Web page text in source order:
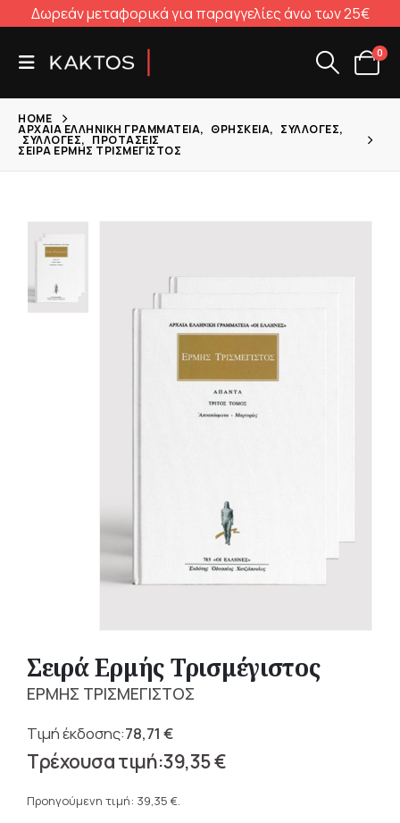
Δωρεάν μεταφορικά για παραγγελίες άνω των 25€
0
HOME
ΑΡΧΑΊΑ ΕΛΛΗΝΙΚΉ ΓΡΑΜΜΑΤΕΊΑ, ΘΡΗΣΚΕΊΑ, ΣΥΛΛΟΓΈΣ,
ΣΥΛΛΟΓΈΣ, ΠΡΟΤΆΣΕΙΣ
ΣΕΙΡΆ ΕΡΜΉΣ ΤΡΙΣΜΈΓΙΣΤΟΣ
Σειρά Ερμής Τρισμέγιστος
ΕΡΜΗΣ ΤΡΙΣΜΕΓΙΣΤΟΣ
78,71 €
Original
price
78,71 €.
39,35€
τρέχουσα
Προηγούμενη τιμή: 39,35 €.